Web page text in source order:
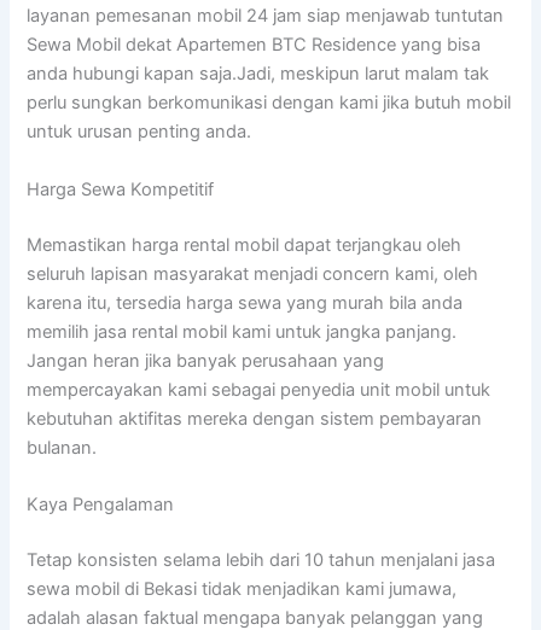
layanan pemesanan mobil 24 jam siap menjawab tuntutan
Sewa Mobil dekat Apartemen BTC Residence yang bisa
anda hubungi kapan saja.Jadi, meskipun larut malam tak
perlu sungkan berkomunikasi dengan kami jika butuh mobil
untuk urusan penting anda.
Harga Sewa Kompetitif
Memastikan harga rental mobil dapat terjangkau oleh
seluruh lapisan masyarakat menjadi concern kami, oleh
karena itu, tersedia harga sewa yang murah bila anda
memilih jasa rental mobil kami untuk jangka panjang.
Jangan heran jika banyak perusahaan yang
mempercayakan kami sebagai penyedia unit mobil untuk
kebutuhan aktifitas mereka dengan sistem pembayaran
bulanan.
Kaya Pengalaman
Tetap konsisten selama lebih dari 10 tahun menjalani jasa
sewa mobil di Bekasi tidak menjadikan kami jumawa,
adalah alasan faktual mengapa banyak pelanggan yang